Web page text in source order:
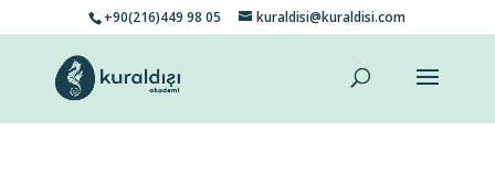
+90(216)449 98 05 kuraldisi@kuraldisi.com